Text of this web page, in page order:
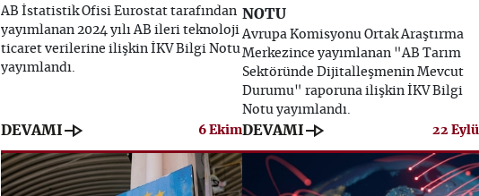
AB İstatistik Ofisi Eurostat tarafından
yayımlanan 2024 yılı AB ileri teknoloji
ticaret verilerine ilişkin İKV Bilgi Notu
yayımlandı.
DEVAMI line_end_arrow 6 Ekim
NOTU
Avrupa Komisyonu Ortak Araştırma
Merkezince yayımlanan "AB Tarım
Sektöründe Dijitalleşmenin Mevcut
Durumu" raporuna ilişkin İKV Bilgi
Notu yayımlandı.
DEVAMI line_end_arrow 22 Eylül